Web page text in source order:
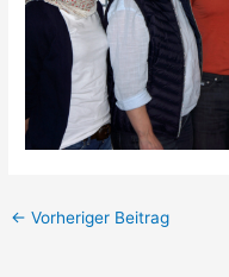
← Vorheriger Beitrag